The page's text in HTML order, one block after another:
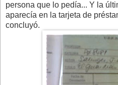
persona que lo pedía... Y la
aparecía en la tarjeta de
concluyó.